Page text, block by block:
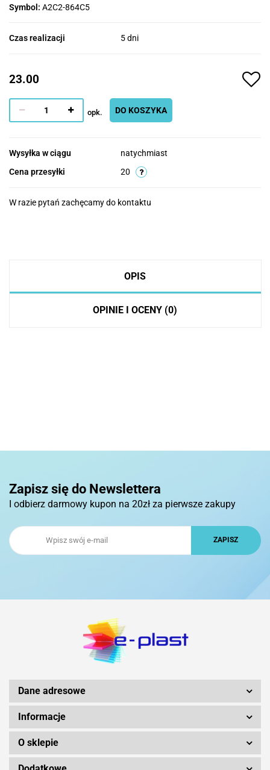
Symbol: A2C2-864C5
Czas realizacji 5 dni
23.00
opk. DO KOSZYKA
Wysyłka w ciągu
natychmiast
Cena przesyłki
20
W razie pytań zachęcamy do kontaktu
OPIS
OPINIE I OCENY (0)
Zapisz się do Newslettera
I odbierz darmowy kupon na 20zł za pierwsze zakupy
Dane adresowe
Informacje
O sklepie